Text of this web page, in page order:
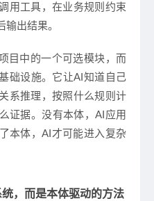
用工具，在业务规则约束
输出结果。
目中的一个可选模块，而
础设施。它让AI知道自己
系推理，按照什么规则计
证据。没有本体，AI应用
本体，AI才可能进入复杂
，而是本体驱动的方法